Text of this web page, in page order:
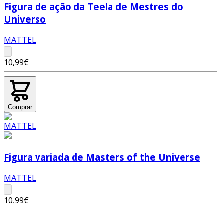
Figura de ação da Teela de Mestres do
Universo
MATTEL
10,99€
Comprar
Figura variada de Masters of the Universe
MATTEL
10,99€